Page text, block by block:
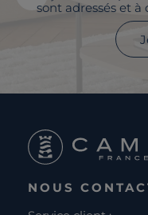
sont adressés et à
NOUS